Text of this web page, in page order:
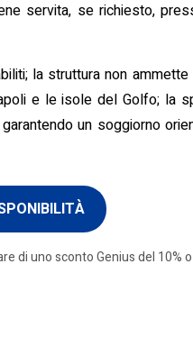
servita, se richiesto,
la struttura non
e le isole del Golfo; la
un soggiorno
di uno sconto Genius del 10%